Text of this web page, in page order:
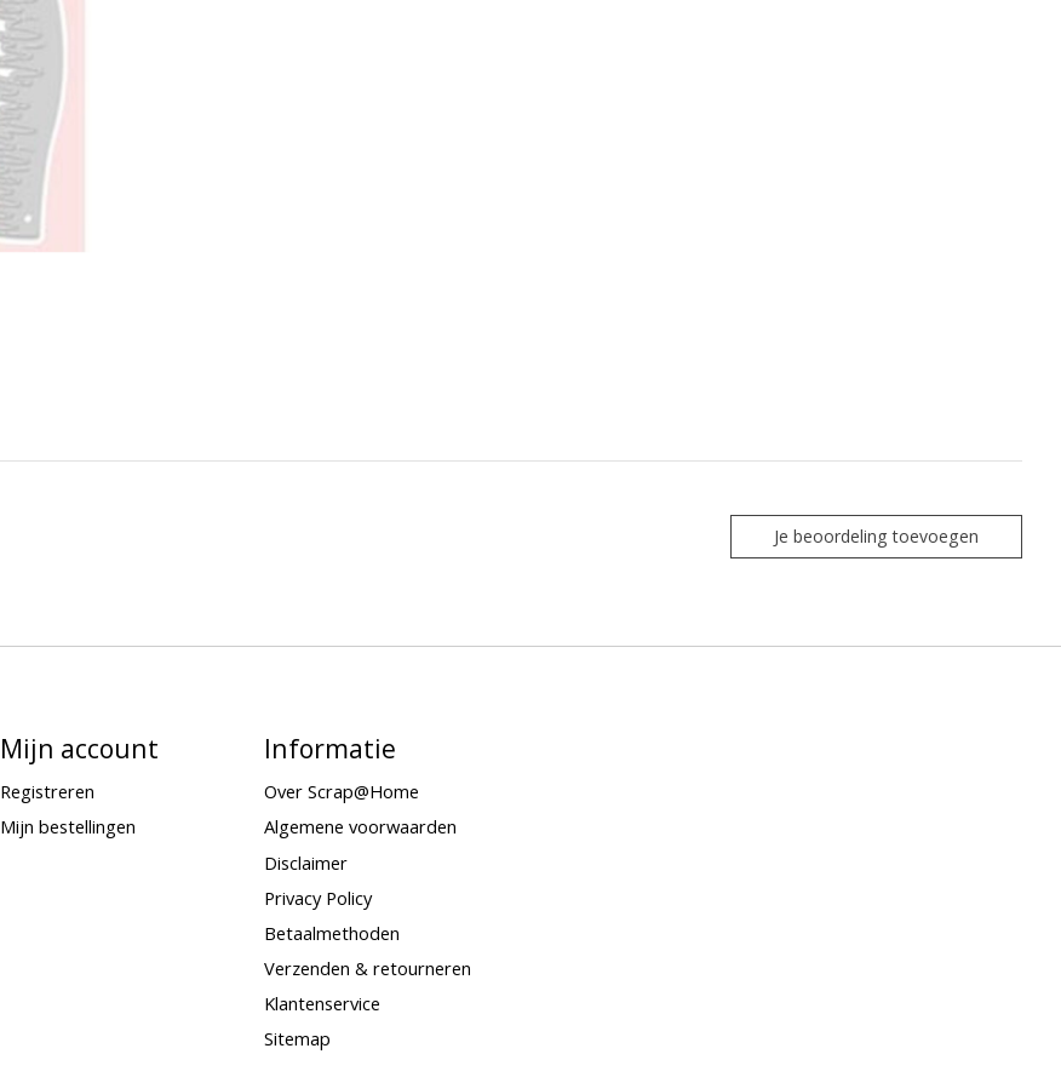
Je beoordeling toevoegen
Mijn account
Registreren
Mijn bestellingen
Informatie
Over Scrap@Home
Algemene voorwaarden
Disclaimer
Privacy Policy
Betaalmethoden
Verzenden & retourneren
Klantenservice
Sitemap